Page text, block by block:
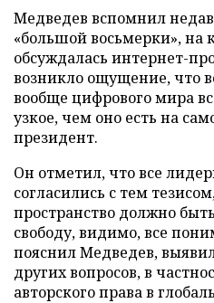
Медведев вспомнил
«большой восьмерки», на
обсуждалась интернет-
возникло ощущение, что
вообще цифрового мира
узкое, чем оно есть на
президент.
Он отметил, что все
согласились с тем
пространство должно
свободу, видимо, все
пояснил Медведев,
других вопросов, в
авторского права в